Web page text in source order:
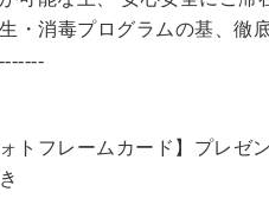
・消毒プログラムの基、徹
トフレームカード】プレゼ